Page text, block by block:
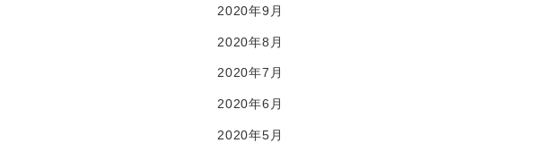
2020年9月
2020年8月
2020年7月
2020年6月
2020年5月